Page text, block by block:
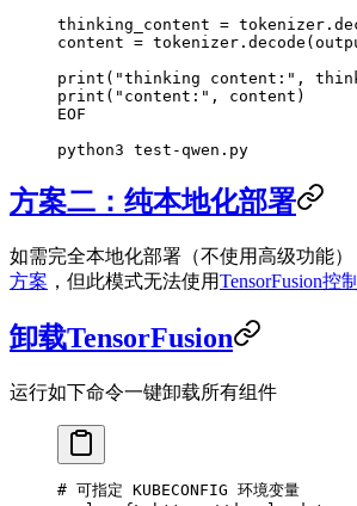
thinking_content =
content =
print("thinking content:",
print("content:", content)
EOF
python3 test-qwen.py
方案二：纯本地化部署
如需完全本地化部署（不使用高级功能
方案 ，但此模式无法使用TensorFusion控
卸载TensorFusion
运行如下命令一键卸载所有组件
# 可指定 KUBECONFIG 环境变量